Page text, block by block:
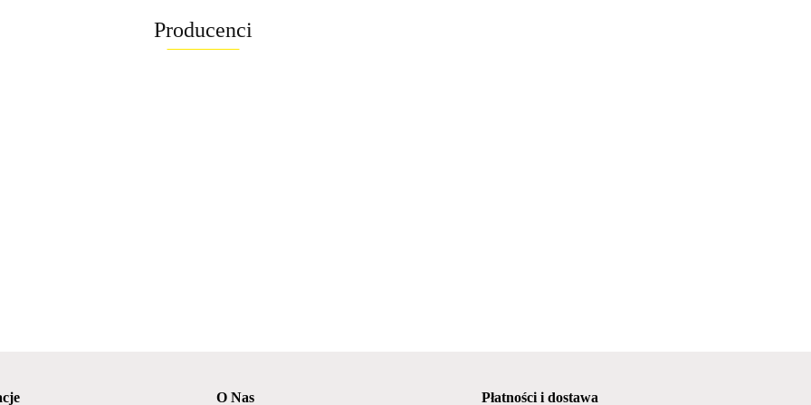
Producenci
O Nas Płatności i dostawa